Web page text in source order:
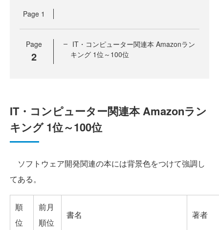
Page 1
Page
2
IT・コンピューター関連本 Amazonラン
キング 1位～100位
IT・コンピューター関連本 Amazonラン
キング 1位～100位
ソフトウェア開発関連の本には背景色をつけて強調し
てある。
順
位
前月
順位
書名 著者